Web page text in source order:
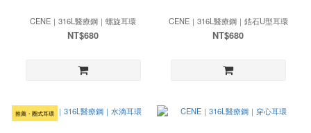
CENE｜316L醫療鋼｜螺旋耳環
NT$680
CENE｜316L醫療鋼｜鋯石U型耳環
NT$680
推薦・圈式耳環